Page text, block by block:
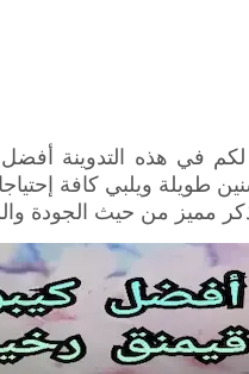
في هذه التدوينة
طويلة ويلبي كافة